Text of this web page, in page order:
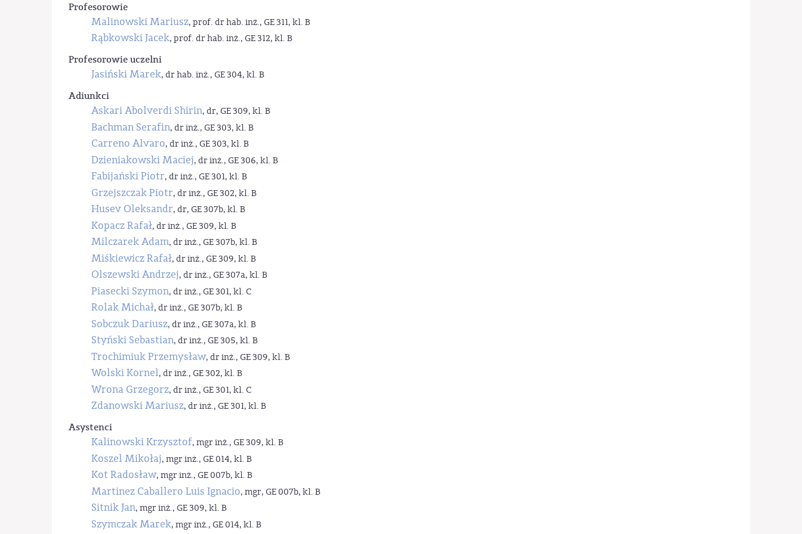
Profesorowie
Malinowski Mariusz, prof. dr hab. inż., GE 311, kl. B
Rąbkowski Jacek, prof. dr hab. inż., GE 312, kl. B
Profesorowie uczelni
Jasiński Marek, dr hab. inż., GE 304, kl. B
Adiunkci
Askari Abolverdi Shirin, dr, GE 309, kl. B
Bachman Serafin, dr inż., GE 303, kl. B
Carreno Alvaro, dr inż., GE 303, kl. B
Dzieniakowski Maciej, dr inż., GE 306, kl. B
Fabijański Piotr, dr inż., GE 301, kl. B
Grzejszczak Piotr, dr inż., GE 302, kl. B
Husev Oleksandr, dr, GE 307b, kl. B
Kopacz Rafał, dr inż., GE 309, kl. B
Milczarek Adam, dr inż., GE 307b, kl. B
Miśkiewicz Rafał, dr inż., GE 309, kl. B
Olszewski Andrzej, dr inż., GE 307a, kl. B
Piasecki Szymon, dr inż., GE 301, kl. C
Rolak Michał, dr inż., GE 307b, kl. B
Sobczuk Dariusz, dr inż., GE 307a, kl. B
Styński Sebastian, dr inż., GE 305, kl. B
Trochimiuk Przemysław, dr inż., GE 309, kl. B
Wolski Kornel, dr inż., GE 302, kl. B
Wrona Grzegorz, dr inż., GE 301, kl. C
Zdanowski Mariusz, dr inż., GE 301, kl. B
Asystenci
Kalinowski Krzysztof, mgr inż., GE 309, kl. B
Koszel Mikołaj, mgr inż., GE 014, kl. B
Kot Radosław, mgr inż., GE 007b, kl. B
Martinez Caballero Luis Ignacio, mgr, GE 007b, kl. B
Sitnik Jan, mgr inż., GE 309, kl. B
Szymczak Marek, mgr inż., GE 014, kl. B